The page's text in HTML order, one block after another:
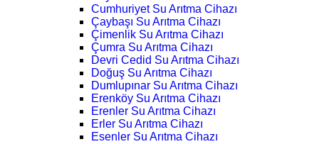
Cumhuriyet Su Arıtma Cihazı
Çaybaşı Su Arıtma Cihazı
Çimenlik Su Arıtma Cihazı
Çumra Su Arıtma Cihazı
Devri Cedid Su Arıtma Cihazı
Doğuş Su Arıtma Cihazı
Dumlupınar Su Arıtma Cihazı
Erenköy Su Arıtma Cihazı
Erenler Su Arıtma Cihazı
Erler Su Arıtma Cihazı
Esenler Su Arıtma Cihazı